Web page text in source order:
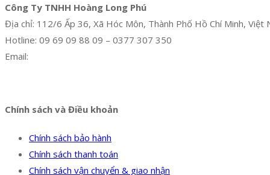
Công Ty TNHH Hoàng Long Phú
Địa chỉ: 112/6 Ấp 36, Xã Hóc Môn, Thành Phố Hồ Chí Minh, Việt
Hotline: 09 69 09 88 09 – 0377 307 350
Email:
Chính sách và Điều khoản
Chính sách bảo hành
Chính sách thanh toán
Chính sách vận chuyển & giao nhận